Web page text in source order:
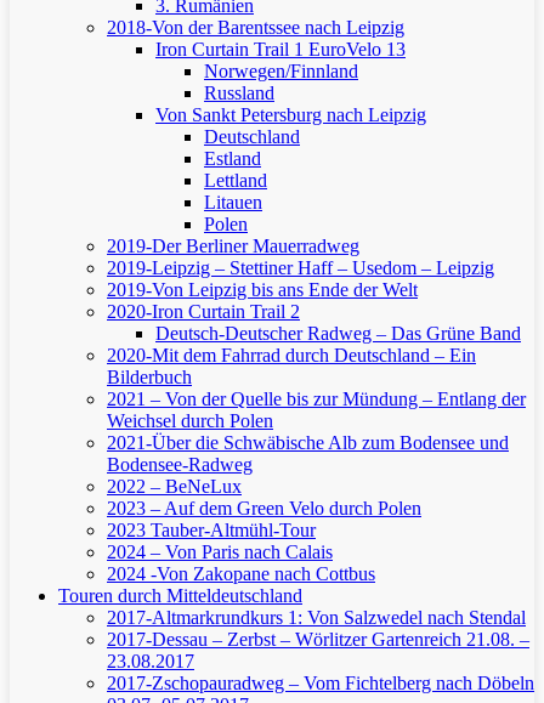
3. Rumänien
2018-Von der Barentssee nach Leipzig
Iron Curtain Trail 1 EuroVelo 13
Norwegen/Finnland
Russland
Von Sankt Petersburg nach Leipzig
Deutschland
Estland
Lettland
Litauen
Polen
2019-Der Berliner Mauerradweg
2019-Leipzig – Stettiner Haff – Usedom – Leipzig
2019-Von Leipzig bis ans Ende der Welt
2020-Iron Curtain Trail 2
Deutsch-Deutscher Radweg – Das Grüne Band
2020-Mit dem Fahrrad durch Deutschland – Ein
Bilderbuch
2021 – Von der Quelle bis zur Mündung – Entlang der
Weichsel durch Polen
2021-Über die Schwäbische Alb zum Bodensee und
Bodensee-Radweg
2022 – BeNeLux
2023 – Auf dem Green Velo durch Polen
2023 Tauber-Altmühl-Tour
2024 – Von Paris nach Calais
2024 -Von Zakopane nach Cottbus
Touren durch Mitteldeutschland
2017-Altmarkrundkurs 1: Von Salzwedel nach Stendal
2017-Dessau – Zerbst – Wörlitzer Gartenreich 21.08. –
23.08.2017
2017-Zschopauradweg – Vom Fichtelberg nach Döbeln